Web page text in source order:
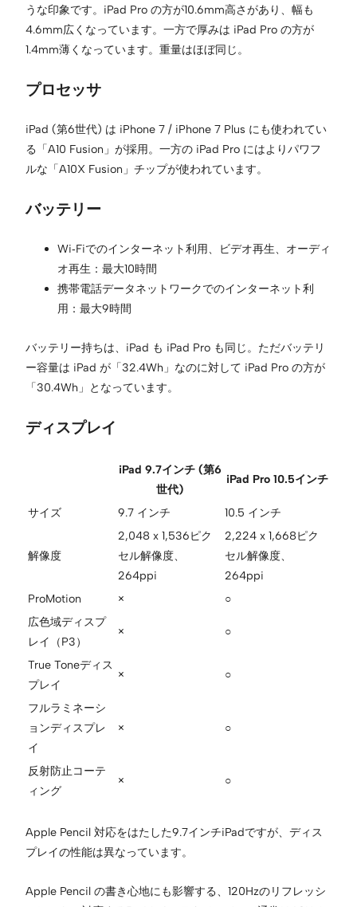
うな印象です。iPad Pro の方が10.6mm高さがあり、幅も
4.6mm広くなっています。一方で厚みは iPad Pro の方が
1.4mm薄くなっています。重量はほぼ同じ。
プロセッサ
iPad (第6世代) は iPhone 7 / iPhone 7 Plus にも使われてい
る「A10 Fusion」が採用。一方の iPad Pro にはよりパワフ
ルな「A10X Fusion」チップが使われています。
バッテリー
Wi‑Fiでのインターネット利用、ビデオ再生、オーディ
オ再生：最大10時間
携帯電話データネットワークでのインターネット利
用：最大9時間
バッテリー持ちは、iPad も iPad Pro も同じ。ただバッテリ
ー容量は iPad が「32.4Wh」なのに対して iPad Pro の方が
「30.4Wh」となっています。
ディスプレイ
iPad 9.7インチ (第6
世代)
iPad Pro 10.5インチ
サイズ 9.7 インチ 10.5 インチ
解像度
2,048 x 1,536ピク
セル解像度、
264ppi
2,224 x 1,668ピク
セル解像度、
264ppi
ProMotion
×
○
広色域ディスプ
レイ（P3）
× ○
True Toneディス
プレイ
× ○
フルラミネーシ
ョンディスプレ
イ
× ○
反射防止コーテ
ィング
× ○
Apple Pencil 対応をはたした9.7インチiPadですが、ディス
プレイの性能は異なっています。
Apple Pencil の書き心地にも影響する、120Hzのリフレッシ